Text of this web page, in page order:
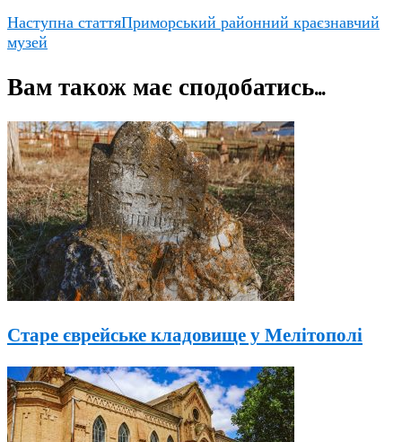
Наступна статтяПриморський районний краєзнавчий
музей
Вам також має сподобатись...
Старе єврейське кладовище у Мелітополі